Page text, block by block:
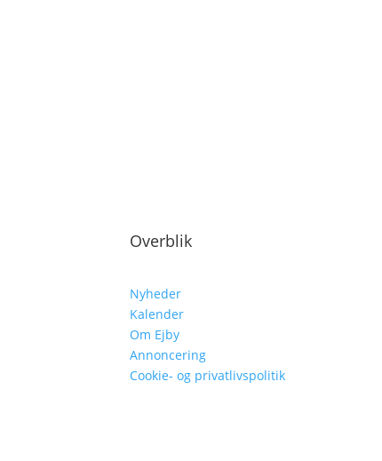
Overblik
Nyheder
Kalender
Om Ejby
Annoncering
Cookie- og privatlivspolitik